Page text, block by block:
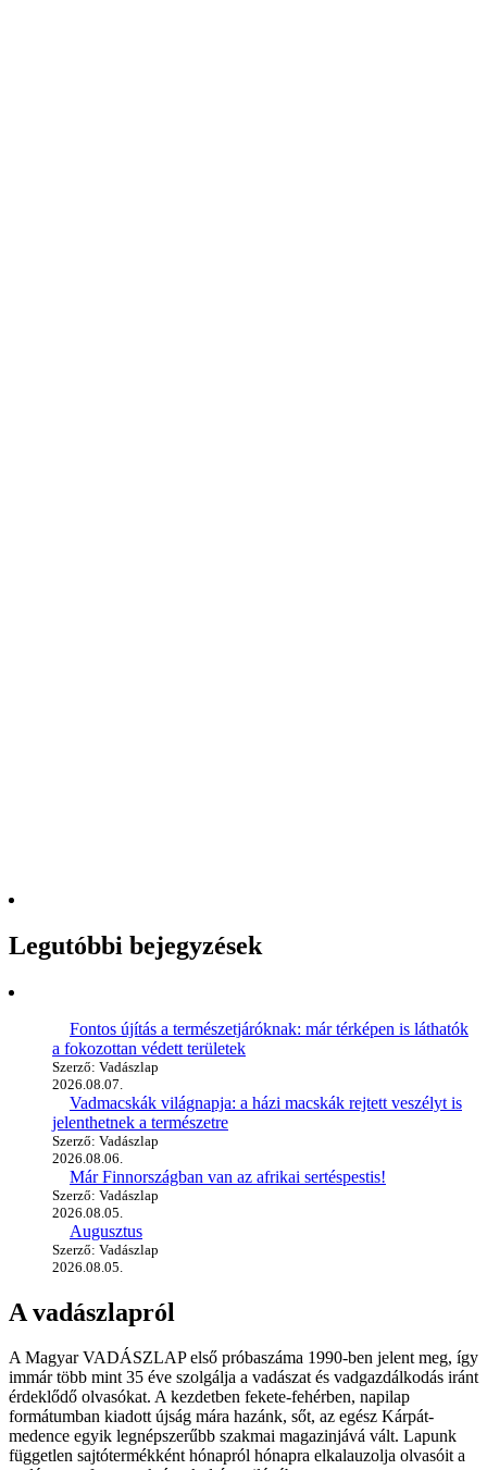
Legutóbbi bejegyzések
Fontos újítás a természetjáróknak: már térképen is láthatók
a fokozottan védett területek
Szerző: Vadászlap
2026.08.07.
Vadmacskák világnapja: a házi macskák rejtett veszélyt is
jelenthetnek a természetre
Szerző: Vadászlap
2026.08.06.
Már Finnországban van az afrikai sertéspestis!
Szerző: Vadászlap
2026.08.05.
Augusztus
Szerző: Vadászlap
2026.08.05.
A vadászlapról
A Magyar VADÁSZLAP első próbaszáma 1990-ben jelent meg, így
immár több mint 35 éve szolgálja a vadászat és vadgazdálkodás iránt
érdeklődő olvasókat. A kezdetben fekete-fehérben, napilap
formátumban kiadott újság mára hazánk, sőt, az egész Kárpát-
medence egyik legnépszerűbb szakmai magazinjává vált. Lapunk
független sajtótermékként hónapról hónapra elkalauzolja olvasóit a